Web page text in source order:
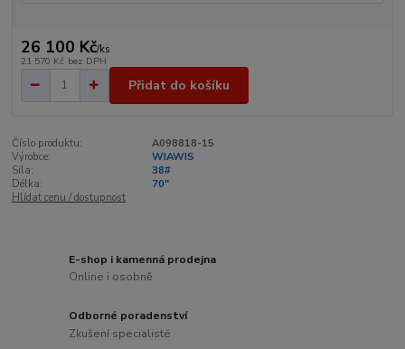
26 100 Kč/ks
21 570 Kč bez DPH
Přidat do košíku
Číslo produktu:
A098818-15
Výrobce:
WIAWIS
Síla:
38#
Délka:
70"
Hlídat cenu / dostupnost
E-shop i kamenná prodejna
Online i osobně
Odborné poradenství
Zkušení specialisté